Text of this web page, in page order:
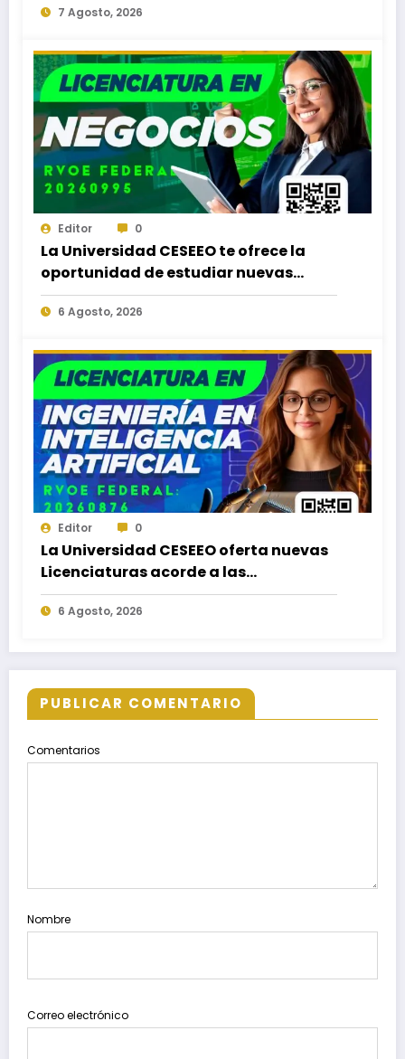
7 Agosto, 2026
Editor 0
La Universidad CESEEO te ofrece la
oportunidad de estudiar nuevas
Licenciaturas en los Campus Oaxaca,
Puerto Escondido, Ixtepec y en la
6 Agosto, 2026
Editor 0
La Universidad CESEEO oferta nuevas
Licenciaturas acorde a las
necesidades educativas de los
egresados de escuelas del nivel medio
6 Agosto, 2026
PUBLICAR COMENTARIO
Comentarios
Nombre
Correo electrónico